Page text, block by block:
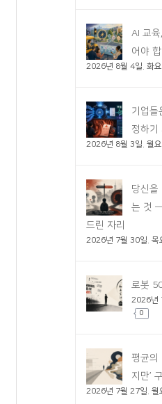
AI 교
어야
2026년 8월 4일. 화
기업들
정하기
2026년 8월 3일. 월
당신을
는 것
드린 자리
2026년 7월 30일. 목
로봇
2026년
0
평균의
지만’
2026년 7월 27일. 월